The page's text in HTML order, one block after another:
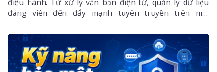
điều hành. Từ xử lý văn bản điện tử, quản lý dữ liệu
đảng viên đến đẩy mạnh tuyên truyền trên môi
trường số, CĐS đã góp phần đổi mới phương thức
hoạt động, nâng cao hiệu lực, hiệu quả công tác xây
dựng Đảng, tạo nền tảng để xây dựng tổ chức Đảng
ngày càng hiện đại, đáp ứng yêu cầu nhiệm vụ trong
tình hình mới.